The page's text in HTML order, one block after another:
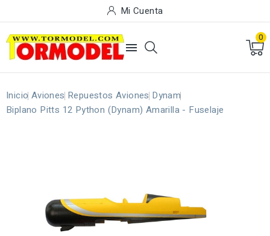
Mi Cuenta

0
Inicio Aviones Repuestos Aviones Dynam
Biplano Pitts 12 Python (Dynam) Amarilla - Fuselaje